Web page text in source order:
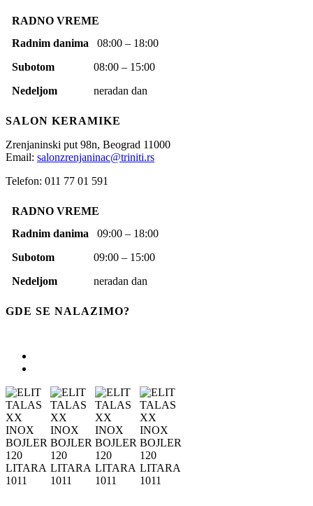
RADNO VREME
Radnim danima 08:00 – 18:00
Subotom 08:00 – 15:00
Nedeljom neradan dan
SALON KERAMIKE
Zrenjaninski put 98n, Beograd 11000
Email: salonzrenjaninac@triniti.rs
Telefon: 011 77 01 591
RADNO VREME
Radnim danima 09:00 – 18:00
Subotom 09:00 – 15:00
Nedeljom neradan dan
GDE SE NALAZIMO?